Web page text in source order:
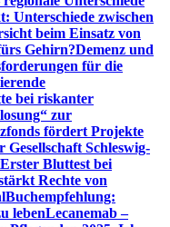
Unterschiede zwischen
beim Einsatz von
Gehirn?Demenz und
für die
bei riskanter
zur
fördert Projekte
Gesellschaft Schleswig-
Erster Bluttest bei
Rechte von
Buchempfehlung:
lebenLecanemab –